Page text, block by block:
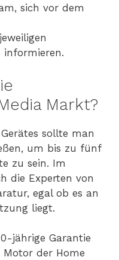
sich vor dem
informieren.
Markt?
sollte man
um bis zu fünf
zu sein. Im
die Experten von
egal ob es an
liegt.
jährige Garantie
der Home